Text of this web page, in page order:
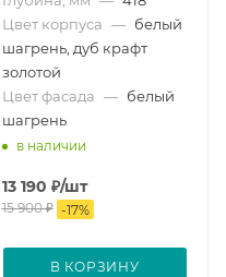
Цвет корпуса — белый
шагрень, дуб крафт
золотой
Цвет фасада — белый
шагрень
в наличии
13 190 ₽/шт
15 900₽ -17%
В КОРЗИНУ